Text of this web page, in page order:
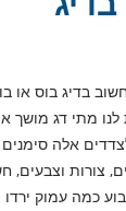
בדיג בוס או
מתי דג מושך
אלה
צורות
כמה עמוק